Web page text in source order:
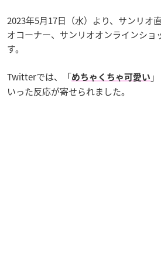
2023年5月17日（水）より、サンリオ
オコーナー、サンリオオンラインショ
す。
Twitterでは、「めちゃくちゃ可愛い
いった反応が寄せられました。